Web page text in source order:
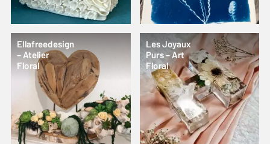
Ellafreedesign
– Atelier
Floral
Les Joyaux
Purs – Art
Floral